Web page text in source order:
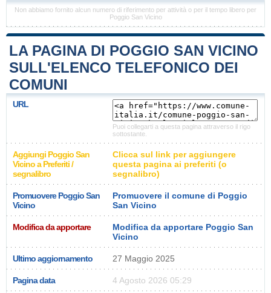
Non abbiamo fornito alcun numero di riferimento per attività o per il tempo libero per
Poggio San Vicino
LA PAGINA DI POGGIO SAN VICINO
SULL'ELENCO TELEFONICO DEI
COMUNI
URL
Puoi collegarti a questa pagina attraverso il rigo
sottostante.
Aggiungi Poggio San
Vicino a Preferiti /
segnalibro
Clicca sul link per aggiungere
questa pagina ai preferiti (o
segnalibro)
Promuovere Poggio San
Vicino
Promuovere il comune di Poggio
San Vicino
Modifica da apportare
Modifica da apportare Poggio San
Vicino
Ultimo aggiornamento 27 Maggio 2025
Pagina data 4 Agosto 2026 05:29